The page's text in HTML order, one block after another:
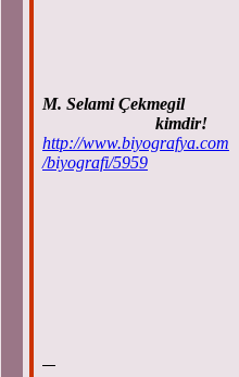
M. Selami Çekmegil
kimdir!
http://www.biyografya.com
/biyografi/5959